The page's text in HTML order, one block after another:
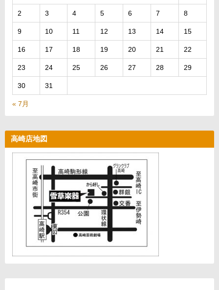
2 3 4 5 6 7 8
9 10 11 12 13 14 15
16 17 18 19 20 21 22
23 24 25 26 27 28 29
30 31
« 7月
高崎店地図